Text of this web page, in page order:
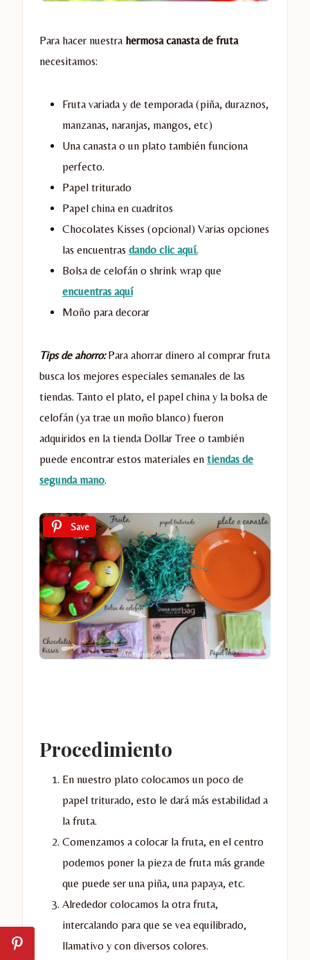
Para hacer nuestra hermosa canasta de fruta
necesitamos:
Fruta variada y de temporada (piña, duraznos,
manzanas, naranjas, mangos, etc)
Una canasta o un plato también funciona
perfecto.
Papel triturado
Papel china en cuadritos
Chocolates Kisses (opcional) Varias opciones
las encuentras dando clic aquí.
Bolsa de celofán o shrink wrap que
encuentras aquí
Moño para decorar
Tips de ahorro:Para ahorrar dinero al comprar fruta
busca los mejores especiales semanales de las
tiendas. Tanto el plato, el papel china y la bolsa de
celofán (ya trae un moño blanco) fueron
adquiridos en la tienda Dollar Tree o también
puede encontrar estos materiales en tiendas de
segunda mano.
Save
Procedimiento
En nuestro plato colocamos un poco de
papel triturado, esto le dará más estabilidad a
la fruta.
Comenzamos a colocar la fruta, en el centro
podemos poner la pieza de fruta más grande
que puede ser una piña, una papaya, etc.
Alrededor colocamos la otra fruta,
intercalando para que se vea equilibrado,
llamativo y con diversos colores.